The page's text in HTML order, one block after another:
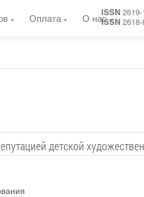
Оплата О насISSN
ISSN
детской